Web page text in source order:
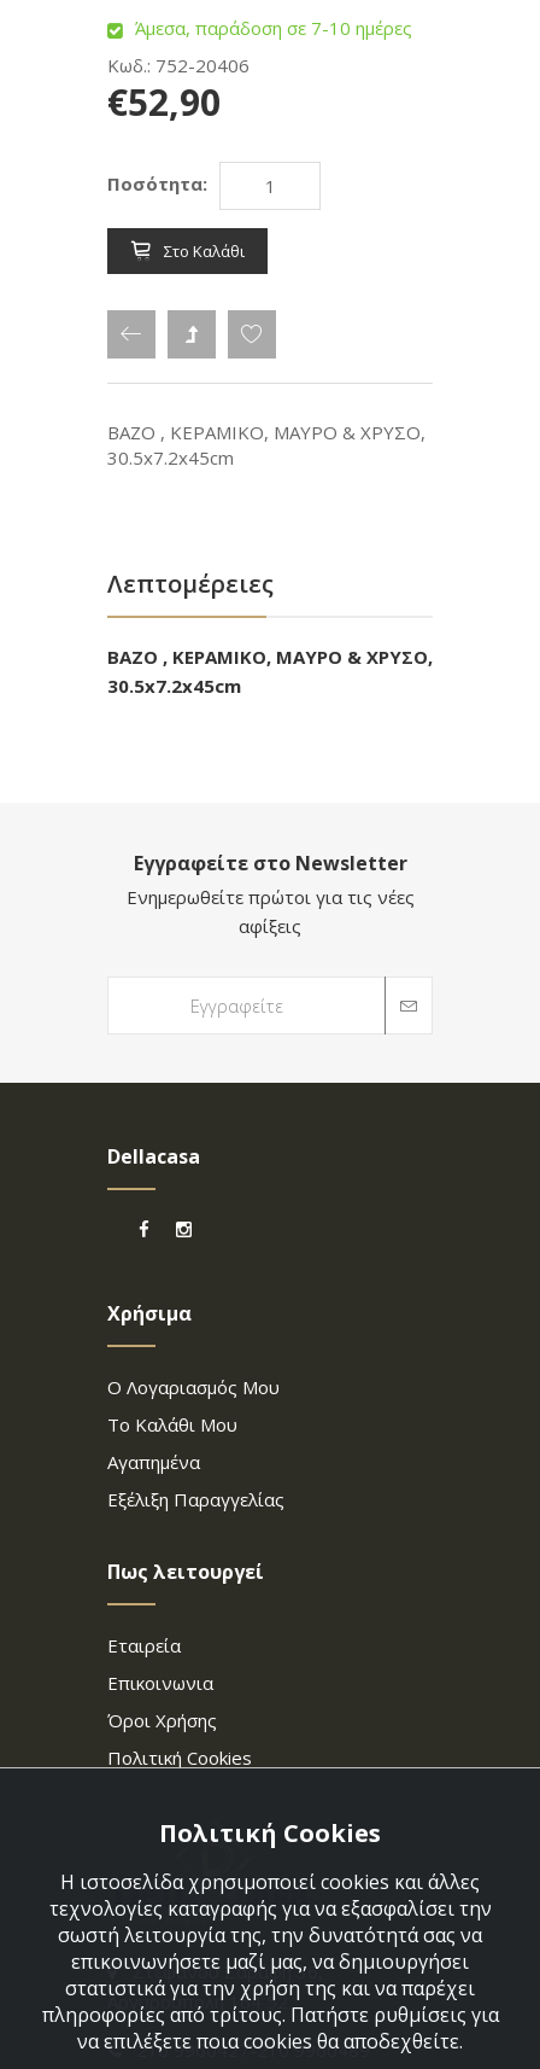
Άμεσα, παράδοση σε 7-10 ημέρες
Κωδ.: 752-20406
€52,90
Ποσότητα:
Στο Καλάθι
ΒΑΖΟ , ΚΕΡΑΜΙΚΟ, ΜΑΥΡΟ & ΧΡΥΣΟ,
30.5x7.2x45cm
Λεπτομέρειες
ΒΑΖΟ , ΚΕΡΑΜΙΚΟ, ΜΑΥΡΟ & ΧΡΥΣΟ,
30.5x7.2x45cm
Εγγραφείτε στο Newsletter
Ενημερωθείτε πρώτοι για τις νέες
αφίξεις
Dellacasa
Χρήσιμα
Ο Λογαριασμός Μου
Το Καλάθι Μου
Αγαπημένα
Εξέλιξη Παραγγελίας
Πως λειτουργεί
Εταιρεία
Επικοινωνια
Όροι Χρήσης
Πολιτική Cookies
Στεφάνου Σαράφη 36,
Αργυρούπολη 164 52
210 9960427-210 9960489
Πολιτική Cookies
Η ιστοσελίδα χρησιμοποιεί cookies και άλλες
τεχνολογίες καταγραφής για να εξασφαλίσει την
σωστή λειτουργία της, την δυνατότητά σας να
επικοινωνήσετε μαζί μας, να δημιουργήσει
στατιστικά για την χρήση της και να παρέχει
πληροφορίες από τρίτους. Πατήστε ρυθμίσεις για
να επιλέξετε ποια cookies θα αποδεχθείτε.